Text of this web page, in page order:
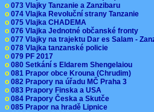
o 073 Vlajky Tanzanie a Zanzibaru
o 074 Vlajka Revoluční strany Tanzanie
o 075 Vlajka CHADEMA
o 076 Vlajka Jednotné občanské fronty
o 077 Vlajky na trajektu Dar es Salam -
o 078 Vlajka tanzanské policie
o 079 PF 2017
o 080 Setkání s Eldarem Shengelaiou
o 081 Prapor obce Krouna (Chrudim)
o 082 Prapory na úřadu MČ Praha 3
o 083 Prapory Finska a USA
o 084 Prapory Česka a Skutče
o 085 Prapor na hradě Lipnice